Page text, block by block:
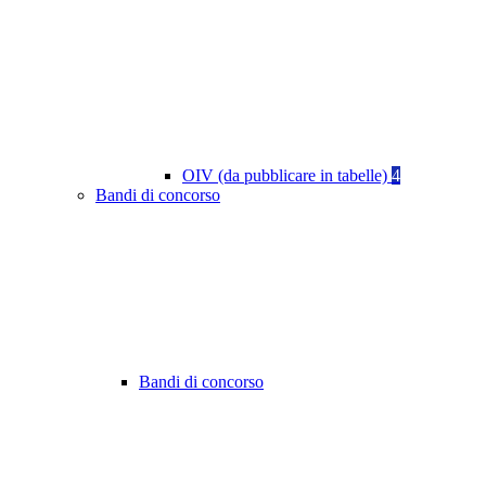
OIV (da pubblicare in tabelle) 4
Bandi di concorso
Bandi di concorso